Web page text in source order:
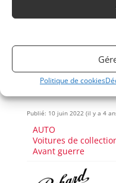
Politique de cookies
Publié: 10 juin 2022 (il y a 4
AUTO
Voitures de
Avant guerre